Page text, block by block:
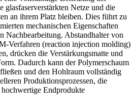
glasfaserverstärkten Netze und die
an ihrem Platz bleiben. Dies führt zu
mechanischen Eigenschaften
Nachbearbeitung. Abstandhalter von
Verfahren (reaction injection molding)
drücken die Verstärkungsmatte und
Dadurch kann der Polymerschaum
und den Hohlraum vollständig
Produktionsprozessen, die
Endprodukte